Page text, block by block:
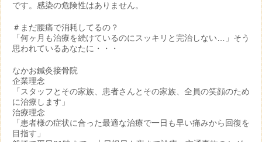
です。感染の危険性はありません。
＃まだ腰痛で消耗してるの？
「何ヶ月も治療を続けているのにスッキリと完治しない…」そう
思われているあなたに・・・
なかお鍼灸接骨院
企業理念
「スタッフとその家族、患者さんとその家族、全員の笑顔のため
に治療します」
治療理念
「患者様の症状に合った最適な治療で一日も早い痛みから回復を
目指す」